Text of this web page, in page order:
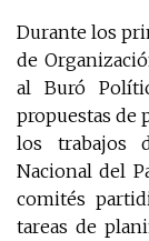
Durante los
de
al Buró
propuestas de
los trabajos
Nacional del
comités
tareas de